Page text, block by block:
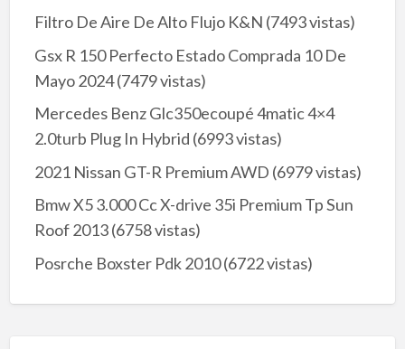
Filtro De Aire De Alto Flujo K&N (7493 vistas)
Gsx R 150 Perfecto Estado Comprada 10 De
Mayo 2024(7479 vistas)
Mercedes Benz Glc350ecoupé 4matic 4×4
2.0turb Plug In Hybrid (6993 vistas)
2021 Nissan GT-R Premium AWD (6979 vistas)
Bmw X5 3.000 Cc X-drive 35i Premium Tp Sun
Roof 2013(6758 vistas)
Posrche Boxster Pdk 2010(6722 vistas)